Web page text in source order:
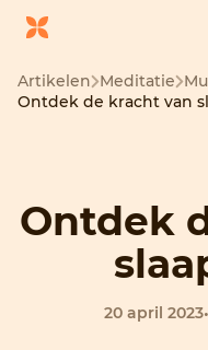
Artikelen Meditatie
Ontdek de kracht van
Ontdek
20 april 2023•